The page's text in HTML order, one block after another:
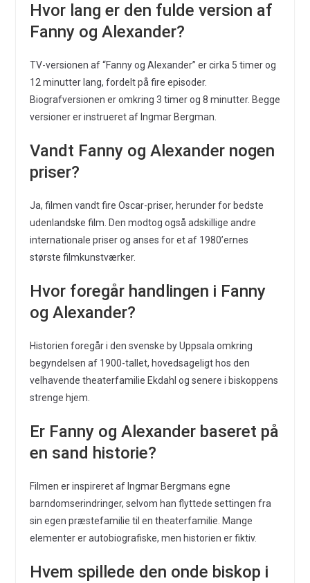
Hvor lang er den fulde version af
Fanny og Alexander?
TV-versionen af “Fanny og Alexander” er cirka 5 timer og
12 minutter lang, fordelt på fire episoder.
Biografversionen er omkring 3 timer og 8 minutter. Begge
versioner er instrueret af Ingmar Bergman.
Vandt Fanny og Alexander nogen
priser?
Ja, filmen vandt fire Oscar-priser, herunder for bedste
udenlandske film. Den modtog også adskillige andre
internationale priser og anses for et af 1980’ernes
største filmkunstværker.
Hvor foregår handlingen i Fanny
og Alexander?
Historien foregår i den svenske by Uppsala omkring
begyndelsen af 1900-tallet, hovedsageligt hos den
velhavende theaterfamilie Ekdahl og senere i biskoppens
strenge hjem.
Er Fanny og Alexander baseret på
en sand historie?
Filmen er inspireret af Ingmar Bergmans egne
barndomserindringer, selvom han flyttede settingen fra
sin egen præstefamilie til en theaterfamilie. Mange
elementer er autobiografiske, men historien er fiktiv.
Hvem spillede den onde biskop i